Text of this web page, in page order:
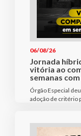
06/08/26
Jornada
vitória ao
semanas
Órgão Especial
adoção de critério